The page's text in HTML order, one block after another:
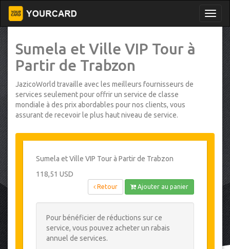
Sumela et Ville VIP Tour à
Partir de Trabzon
JazicoWorld travaille avec les meilleurs fournisseurs de
services seulement pour offrir un service de classe
mondiale à des prix abordables pour nos clients, vous
assurant de recevoir le plus haut niveau de service.
Sumela et Ville VIP Tour à Partir de Trabzon
118,51 USD
Retour Ajouter au panier
Pour bénéficier de réductions sur ce
service, vous pouvez acheter un rabais
annuel de services.